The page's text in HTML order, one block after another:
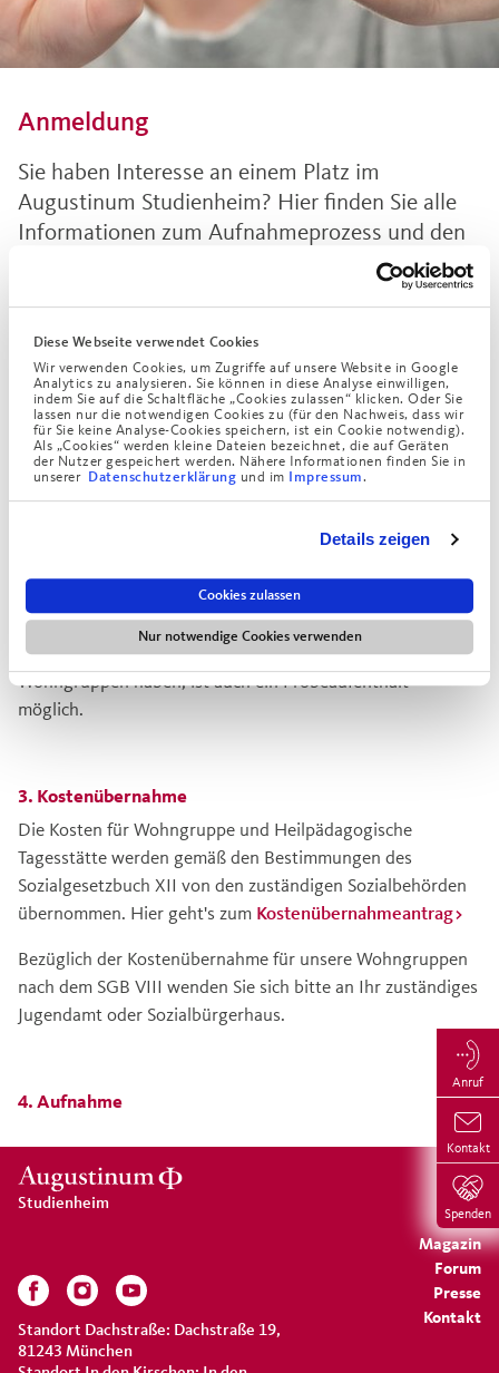
Diese Webseite verwendet Cookies
Wir verwenden Cookies, um Zugriffe auf unsere Website in Google
Analytics zu analysieren. Sie können in diese Analyse einwilligen,
indem Sie auf die Schaltfläche „Cookies zulassen“ klicken. Oder Sie
lassen nur die notwendigen Cookies zu (für den Nachweis, dass wir
für Sie keine Analyse-Cookies speichern, ist ein Cookie notwendig).
Als „Cookies“ werden kleine Dateien bezeichnet, die auf Geräten
der Nutzer gespeichert werden. Nähere Informationen finden Sie in
unserer Datenschutzerklärung und im Impressum.
Details zeigen
Cookies zulassen
Nur notwendige Cookies verwenden
Anruf
Kontakt
Spenden
Anmeldung
Sie haben Interesse an einem Platz im
Augustinum Studienheim? Hier finden Sie alle
Informationen zum Aufnahmeprozess und den
1. Fragenbogen für Interessent*innen
Bitte füllen Sie zunächst denFragenbogen für
Interessent*innenaus. Wir setzen uns dann
schnellstmöglich mit Ihnen in Verbindung.
2. Kennenlern- und Informationsgespräch
Anschließend laden wir Sie zu einem Kennenlern- und
Informationsgespräch ein. Sollten Sie Interesse an unseren
Wohngruppen haben, ist auch ein Probeaufenthalt
möglich.
3. Kostenübernahme
Die Kosten für Wohngruppe und Heilpädagogische
Tagesstätte werden gemäß den Bestimmungen des
Sozialgesetzbuch XII von den zuständigen Sozialbehörden
übernommen. Hier geht's zum Kostenübernahmeantrag>
Bezüglich der Kostenübernahme für unsere Wohngruppen
nach dem SGB VIII wenden Sie sich bitte an Ihr zuständiges
Jugendamt oder Sozialbürgerhaus.
4. Aufnahme
Magazin
Forum
Presse
Kontakt
Studienheim
Standort Dachstraße: Dachstraße 19,
81243 München